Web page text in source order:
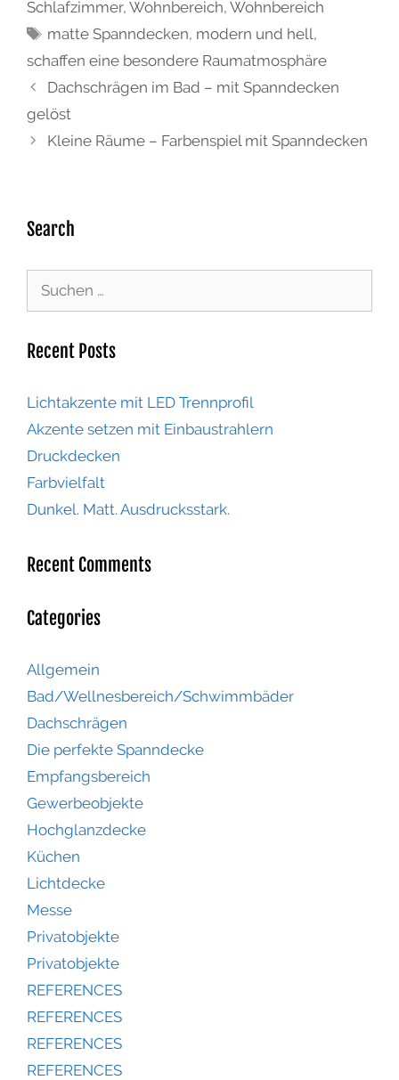
Schlafzimmer, Wohnbereich, Wohnbereich
matte Spanndecken, modern und hell,
schaffen eine besondere Raumatmosphäre
Dachschrägen im Bad – mit Spanndecken
gelöst
Kleine Räume – Farbenspiel mit Spanndecken
Search
Recent Posts
Lichtakzente mit LED Trennprofil
Akzente setzen mit Einbaustrahlern
Druckdecken
Farbvielfalt
Dunkel. Matt. Ausdrucksstark.
Recent Comments
Categories
Allgemein
Bad/Wellnesbereich/Schwimmbäder
Dachschrägen
Die perfekte Spanndecke
Empfangsbereich
Gewerbeobjekte
Hochglanzdecke
Küchen
Lichtdecke
Messe
Privatobjekte
Privatobjekte
REFERENCES
REFERENCES
REFERENCES
REFERENCES